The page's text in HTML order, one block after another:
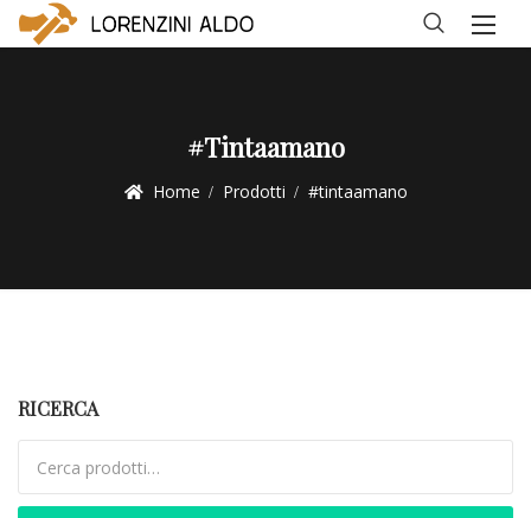
#tintaamano
Home Prodotti #tintaamano
RICERCA